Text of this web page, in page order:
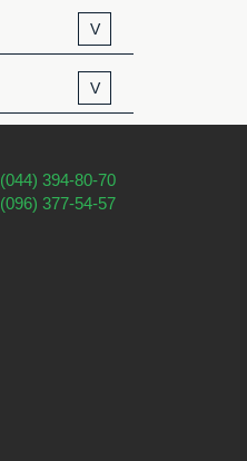
V
V
(044) 394-80-70
(096) 377-54-57